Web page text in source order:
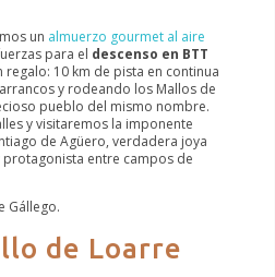
un almuerzo gourmet al aire
para el descenso en BTT
10 km de pista en continua
y rodeando los Mallos de
pueblo del mismo nombre.
y visitaremos la imponente
de Agüero, verdadera joya
entre campos de
Gállego.
de Loarre